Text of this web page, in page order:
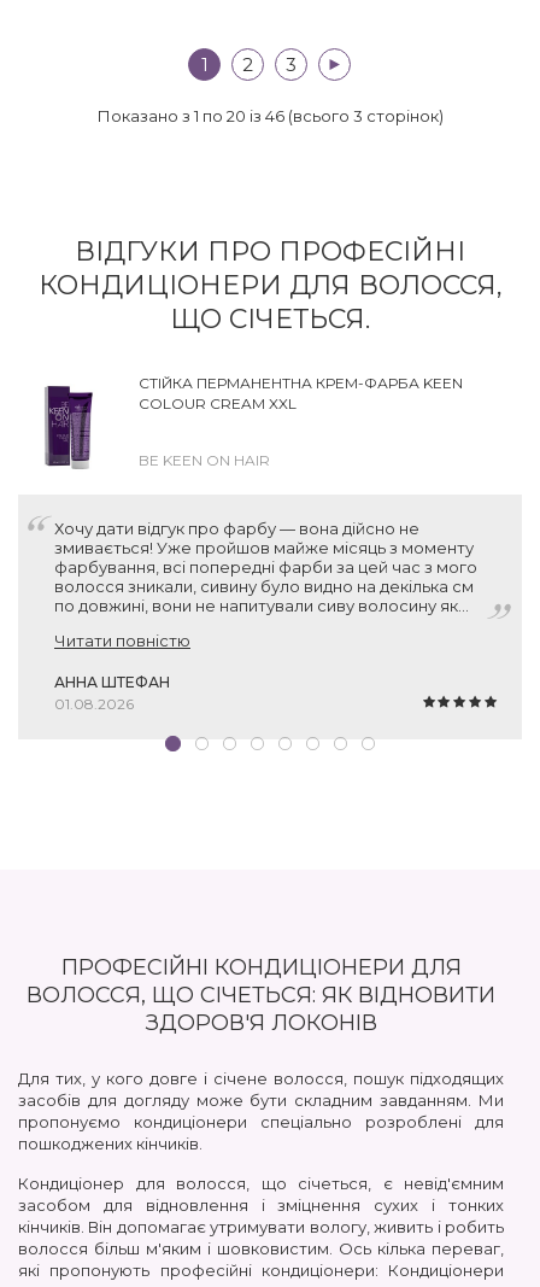
1 2 3 >|
Показано з 1 по 20 із 46 (всього 3 сторінок)
ВІДГУКИ ПРО ПРОФЕСІЙНІ
КОНДИЦІОНЕРИ ДЛЯ ВОЛОССЯ,
ЩО СІЧЕТЬСЯ.
СТІЙКА ПЕРМАНЕНТНА КРЕМ-ФАРБА KEEN
COLOUR CREAM XXL
BE KEEN ON HAIR
Хочу дати відгук про фарбу — вона дійсно не
змивається! Уже пройшов майже місяць з моменту
фарбування, всі попередні фарби за цей час з мого
волосся зникали, сивину було видно на декілька см
по довжині, вони не напитували сиву волосину як
пігменту місцями відросли, звісно, але вся інша
дякую вам за рекомендацію, фарба прекрасна!
Читати повністю
АННА ШТЕФАН
01.08.2026
ПРОФЕСІЙНІ КОНДИЦІОНЕРИ ДЛЯ
ВОЛОССЯ, ЩО СІЧЕТЬСЯ: ЯК ВІДНОВИТИ
ЗДОРОВ'Я ЛОКОНІВ
Для тих, у кого довге і січене волосся, пошук підходящих
засобів для догляду може бути складним завданням. Ми
пропонуємо кондиціонери спеціально розроблені для
пошкоджених кінчиків.
Кондиціонер для волосся, що січеться, є невід'ємним
засобом для відновлення і зміцнення сухих і тонких
кінчиків. Він допомагає утримувати вологу, живить і робить
волосся більш м'яким і шовковистим. Ось кілька переваг,
які пропонують професійні кондиціонери: Кондиціонери